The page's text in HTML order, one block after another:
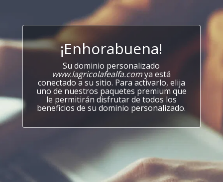
¡Enhorabuena!
Su dominio personalizado
www.lagricolafealfa.comya está
conectado a su sitio. Para activarlo, elija
uno de nuestros paquetes premium que
le permitirán disfrutar de todos los
beneficios de su dominio personalizado.